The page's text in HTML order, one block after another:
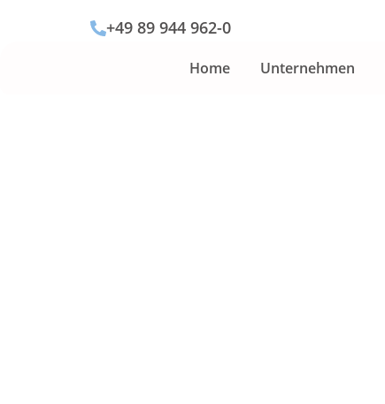
+49 89 944 962-0
Home Unternehmen